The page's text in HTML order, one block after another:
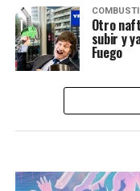
Otro
subir y
Fuego